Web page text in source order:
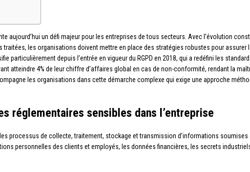
aujourd’hui un défi majeur pour les entreprises de tous secteurs. Avec l’évolution
traitées, les organisations doivent mettre en place des stratégies robustes pour
particulièrement depuis l’entrée en vigueur du RGPD en 2018, qui a redéfini les
atteindre 4% de leur chiffre d’affaires global en cas de non-conformité, rendant la
les organisations dans cette démarche complexe qui exige une approche
réglementaires sensibles dans l’entreprise
processus de collecte, traitement, stockage et transmission d’informations
personnelles des clients et employés, les données financières, les secrets